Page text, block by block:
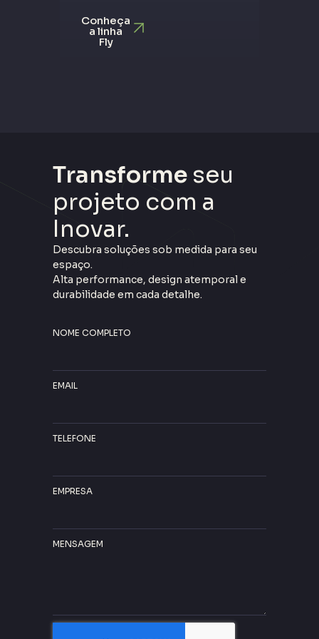
Conheça
a linha
Fly
Transforme seu
projeto com a
Inovar.
Descubra soluções sob medida para seu
espaço.
Alta performance, design atemporal e
durabilidade em cada detalhe.
NOME COMPLETO
EMAIL
TELEFONE
EMPRESA
MENSAGEM